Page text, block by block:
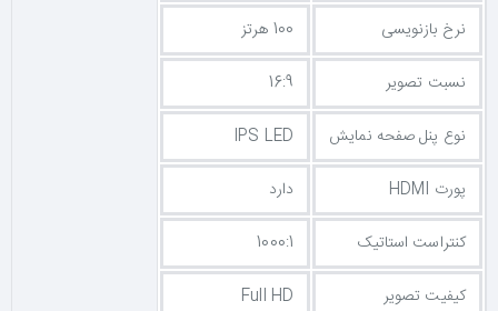
نرخ بازنویسی
100 هرتز
نسبت تصویر
16:9
نوع پنل صفحه نمایش
IPS LED
پورت HDMI
دارد
کنتراست استاتیک
1000:1
کیفیت تصویر
Full HD